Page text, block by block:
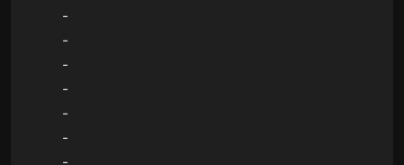
-
-
-
-
-
-